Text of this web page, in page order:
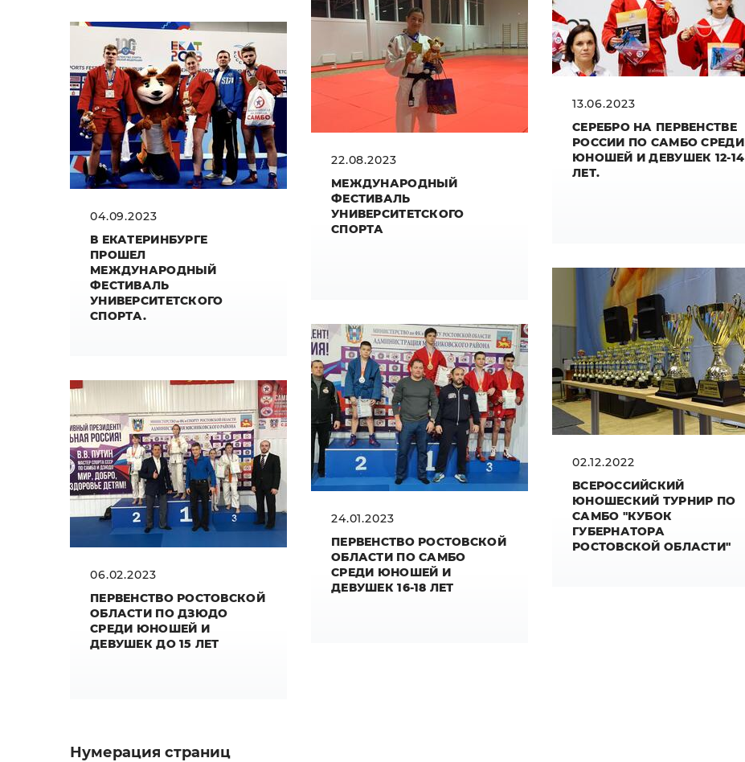
04.09.2023
В ЕКАТЕРИНБУРГЕ
ПРОШЕЛ
МЕЖДУНАРОДНЫЙ
ФЕСТИВАЛЬ
УНИВЕРСИТЕТСКОГО
СПОРТА.
22.08.2023
МЕЖДУНАРОДНЫЙ
ФЕСТИВАЛЬ
УНИВЕРСИТЕТСКОГО
СПОРТА
13.06.2023
СЕРЕБРО НА ПЕРВЕНСТВЕ
РОССИИ ПО САМБО СРЕДИ
ЮНОШЕЙ И ДЕВУШЕК 12-14
ЛЕТ.
06.02.2023
ПЕРВЕНСТВО РОСТОВСКОЙ
ОБЛАСТИ ПО ДЗЮДО
СРЕДИ ЮНОШЕЙ И
ДЕВУШЕК ДО 15 ЛЕТ
24.01.2023
ПЕРВЕНСТВО РОСТОВСКОЙ
ОБЛАСТИ ПО САМБО
СРЕДИ ЮНОШЕЙ И
ДЕВУШЕК 16-18 ЛЕТ
02.12.2022
ВСЕРОССИЙСКИЙ
ЮНОШЕСКИЙ ТУРНИР ПО
САМБО "КУБОК
ГУБЕРНАТОРА
РОСТОВСКОЙ ОБЛАСТИ"
Нумерация страниц